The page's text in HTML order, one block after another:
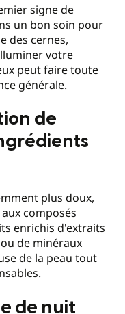
signe de
un bon soin pour
des cernes,
votre
peut faire toute
générale.
de
plus doux,
composés
enrichis d'extraits
de minéraux
de la peau tout
de nuit